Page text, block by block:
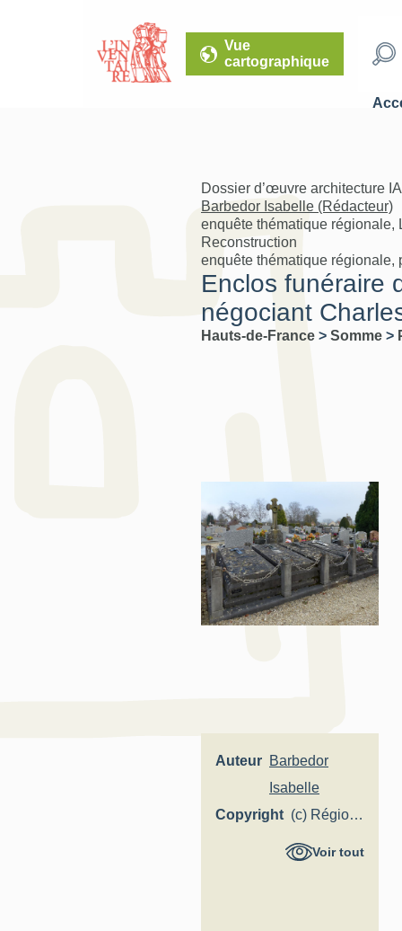
Vue
cartographique
Dossier d’œuvre architecture
Barbedor Isabelle (Rédacteur)
enquête thématique régionale,
Reconstruction
enquête thématique régionale,
Enclos funéraire
négociant
Hauts-de-France > Somme >
Auteur Barbedor
Isabelle
Copyright (c) Région
Hauts-de-
Voir tout